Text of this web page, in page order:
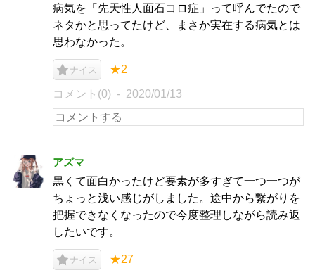
病気を「先天性人面石コロ症」って呼んでたので
ネタかと思ってたけど、まさか実在する病気とは
思わなかった。
ナイス ★2
コメント(0) 2020/01/13
アズマ
黒くて面白かったけど要素が多すぎて一つ一つが
ちょっと浅い感じがしました。途中から繋がりを
把握できなくなったので今度整理しながら読み返
したいです。
ナイス ★27